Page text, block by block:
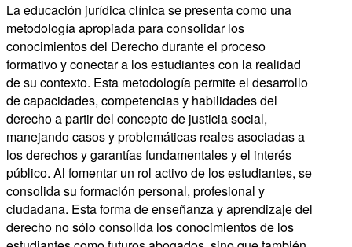
La educación jurídica clínica se presenta como una
metodología apropiada para consolidar los
conocimientos del Derecho durante el proceso
formativo y conectar a los estudiantes con la realidad
de su contexto. Esta metodología permite el desarrollo
de capacidades, competencias y habilidades del
derecho a partir del concepto de justicia social,
manejando casos y problemáticas reales asociadas a
los derechos y garantías fundamentales y el interés
público. Al fomentar un rol activo de los estudiantes, se
consolida su formación personal, profesional y
ciudadana. Esta forma de enseñanza y aprendizaje del
derecho no sólo consolida los conocimientos de los